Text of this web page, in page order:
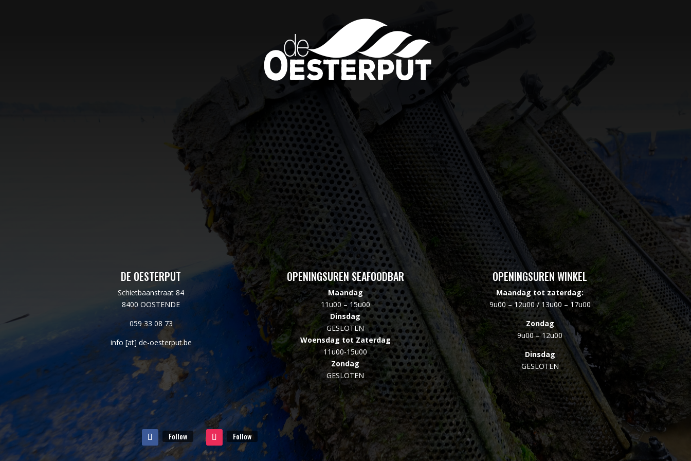
Wil je mee zijn met het laatste nieuws, een speciaal event die we
organiseren, aansluiten bij geplande rondleidingen of gewoon de
promo's van de maand ontvangen? Schrijf je dan in op onze
SUBSCRIBE
DE OESTERPUT
Schietbaanstraat 84
8400 OOSTENDE
059 33 08 73
info [at] de-oesterput.be
OPENINGSUREN SEAFOODBAR
Maandag
11u00 – 15u00
Dinsdag
GESLOTEN
Woensdag tot Zaterdag
11u00-15u00
Zondag
GESLOTEN
OPENINGSUREN WINKEL
Maandag tot zaterdag:
9u00 – 12u00 / 13u00 – 17u00
Zondag
9u00 – 12u00
Dinsdag
GESLOTEN
Follow Follow